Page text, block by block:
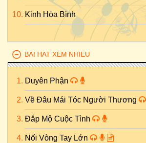
Kinh Hòa Bình
BAI HAT XEM NHIEU
Duyên Phận
Về Đâu Mái Tóc Người Thương
Đắp Mộ Cuộc Tình
Nối Vòng Tay Lớn